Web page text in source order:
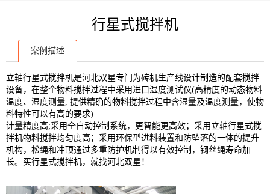
行星式搅拌机
案例描述
立轴行星式搅拌机是河北双星专门为砖机生产线设计制造的配套搅拌
设备，在整个物料搅拌过程中采用进口湿度测试仪(高精度的动态物料
温度、湿度测量, 提供精确的物料搅拌过程中含湿量及温度测量，使物
料特性可以有高的要求)
计量精度高;采用全自动控制系统，更智能更高效；采用立轴行星式搅
拌机物料搅拌均匀度高；采用环保型进料装置和防坠落的一体的提升
机构，松绳和冲顶通过多重防护机制得以有效控制，钢丝绳寿命加
长。买行星式搅拌机，就找河北双星！